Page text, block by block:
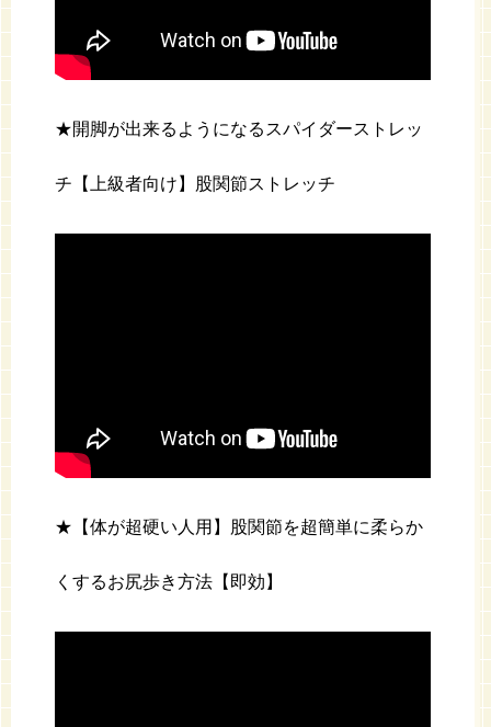
★開脚が出来るようになるスパイダーストレッ
チ【上級者向け】股関節ストレッチ
★【体が超硬い人用】股関節を超簡単に柔らか
くするお尻歩き方法【即効】